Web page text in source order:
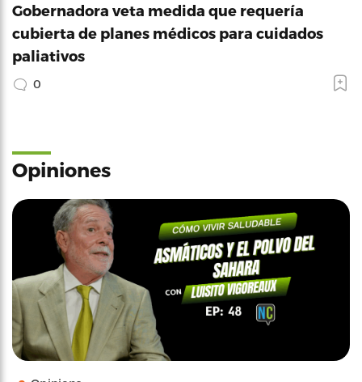
Gobernadora veta medida que requería
cubierta de planes médicos para cuidados
paliativos
0
Opiniones